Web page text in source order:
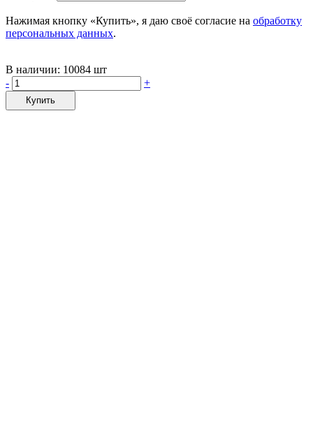
Нажимая кнопку «Купить», я даю своё согласие на обработку
персональных данных.
В наличии: 10084 шт
-
+
Купить